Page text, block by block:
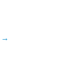
→